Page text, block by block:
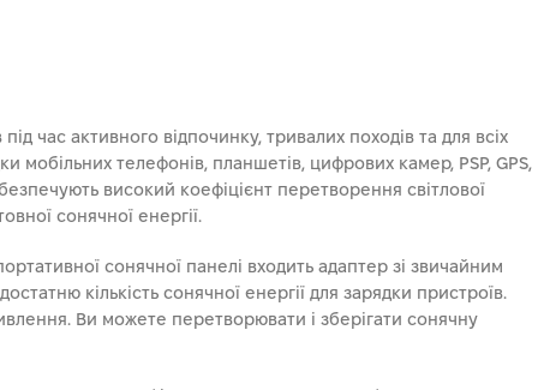
час активного відпочинку, тривалих походів та для всіх
мобільних телефонів, планшетів, цифрових камер, PSP, GPS,
високий коефіцієнт перетворення світлової
сонячної енергії.
сонячної панелі входить адаптер зі звичайним
кількість сонячної енергії для зарядки пристроїв.
Ви можете перетворювати і зберігати сонячну